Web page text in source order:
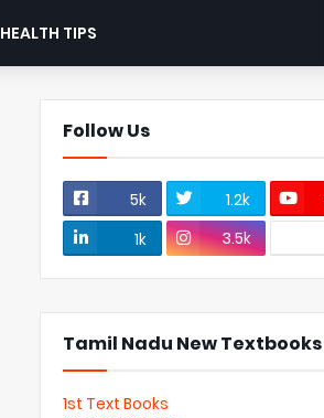
HEALTH TIPS
Follow Us
5k 1.2k
1k
3.5k
Tamil Nadu New Textbooks
1st Text Books